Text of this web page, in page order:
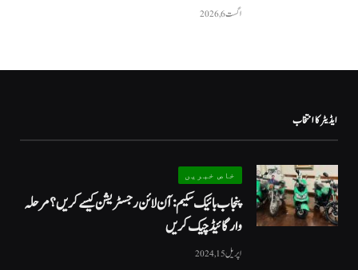
اگست 6, 2026
ایڈیٹر کا انتخاب
خاص خبریں
پنجاب بائیک سکیم: آن لائن رجسٹریشن کیسے کریں؟ مرحلہ
وار گائیڈ چیک کریں
اپریل 15, 2024